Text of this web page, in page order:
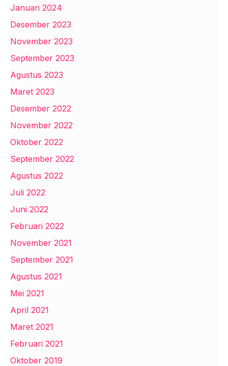
Januari 2024
Desember 2023
November 2023
September 2023
Agustus 2023
Maret 2023
Desember 2022
November 2022
Oktober 2022
September 2022
Agustus 2022
Juli 2022
Juni 2022
Februari 2022
November 2021
September 2021
Agustus 2021
Mei 2021
April 2021
Maret 2021
Februari 2021
Oktober 2019